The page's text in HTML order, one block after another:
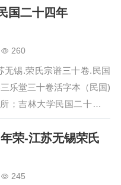
国二十四年
260
无锡.荣氏宗谱三十卷.民国
乐堂三十卷活字本（民国)
；吉林大学民国二十四年
荣-江苏无锡荣氏
245